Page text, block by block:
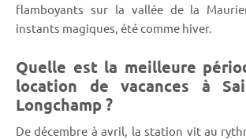
flamboyants sur la vallée de la
instants magiques, été comme hiver.
Quelle est la meilleure
location de vacances à
Longchamp ?
De décembre à avril, la station vit au